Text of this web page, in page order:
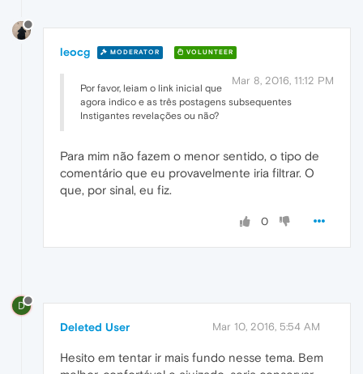
leocg MODERATOR VOLUNTEER
Mar 8, 2016, 11:12 PM
Por favor, leiam o link inicial que
agora indico e as três postagens subsequentes
Instigantes revelações ou não?
Para mim não fazem o menor sentido, o tipo de
comentário que eu provavelmente iria filtrar. O
que, por sinal, eu fiz.
0
D
Deleted User Mar 10, 2016, 5:54 AM
Hesito em tentar ir mais fundo nesse tema. Bem